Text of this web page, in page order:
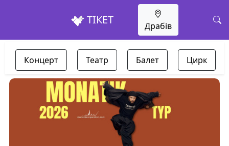
ТІКЕТ Драбів
Концерт Театр Балет Цирк